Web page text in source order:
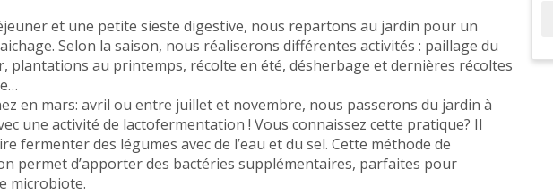
et une petite sieste digestive, nous repartons au jardin pour un
Selon la saison, nous réaliserons différentes activités : paillage du
plantations au printemps, récolte en été, désherbage et dernières récoltes
en mars: avril ou entre juillet et novembre, nous passerons du jardin à
une activité de lactofermentation ! Vous connaissez cette pratique? Il
fermenter des légumes avec de l’eau et du sel. Cette méthode de
permet d’apporter des bactéries supplémentaires, parfaites pour
microbiote.